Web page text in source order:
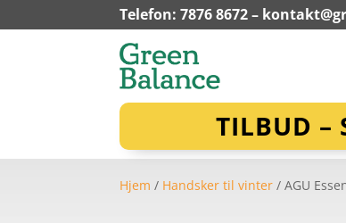
Telefon: 7876 8672 –
TILBUD –
Hjem / Handsker til vinter / AGU